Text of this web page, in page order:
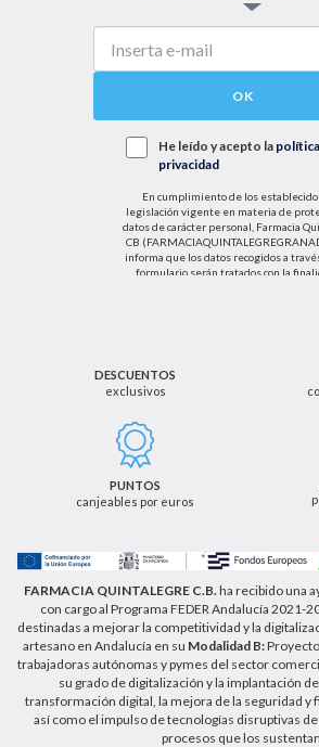
OK
He leído y acepto la
privacidad
En cumplimiento de los establecido
legislación vigente en materia de
datos de carácter personal, Farmacia
CB
informa que los datos recogidos a
formulario serán tratados con la
el tratamiento de sus datos personales
que los datos recogidos no serán
cancelación u oposición, así como los
adicionales que le asisten a través de la
de email
como a través de los medios
información adicional sobre nuestra
privacidad que puede consultar en la
DESCUENTOS
exclusivos
PUNTOS
canjeables por euros
FARMACIA QUINTALEGRE C.B. ha recibido una
con cargo al Programa FEDER Andalucía 2021-
destinadas a mejorar la competitividad y la
artesano en Andalucía en su Modalidad B:
trabajadoras autónomas y pymes del sector
su grado de digitalización y la implantación
transformación digital, la mejora de la seguridad y
así como el impulso de tecnologías disruptivas de
procesos que los sustentan.